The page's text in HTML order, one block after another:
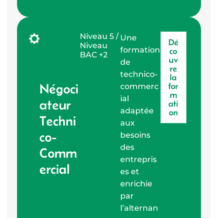
Négoci
ateur
Techni
co-
Comm
ercial
Niveau 5 /
Niveau
BAC +2
Une
formation
de
technico-
commerc
ial
adaptée
aux
besoins
des
entrepris
es et
enrichie
par
l’alternan
Dé
co
uv
re
la
for
m
ati
on